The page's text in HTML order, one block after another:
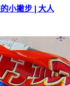
小撇步 | 大人